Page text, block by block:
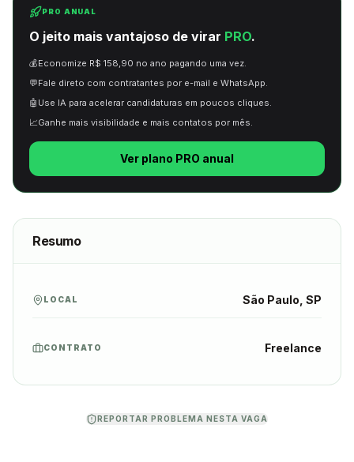
PRO ANUAL
O jeito mais vantajoso de virar PRO.
💰Economize R$ 158,90 no ano pagando uma vez.
💬Fale direto com contratantes por e-mail e WhatsApp.
🤖 Use IA para acelerar candidaturas em poucos cliques.
📈Ganhe mais visibilidade e mais contatos por mês.
Ver plano PRO anual
Resumo
LOCAL São Paulo, SP
CONTRATO Freelance
REPORTAR PROBLEMA NESTA VAGA